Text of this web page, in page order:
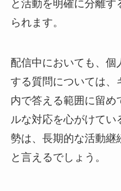
と活動を明確に分離す
られます。
配信中においても、個
する質問については、
内で答える範囲に留め
ルな対応を心がけて
勢は、長期的な活動継
と言えるでしょう。